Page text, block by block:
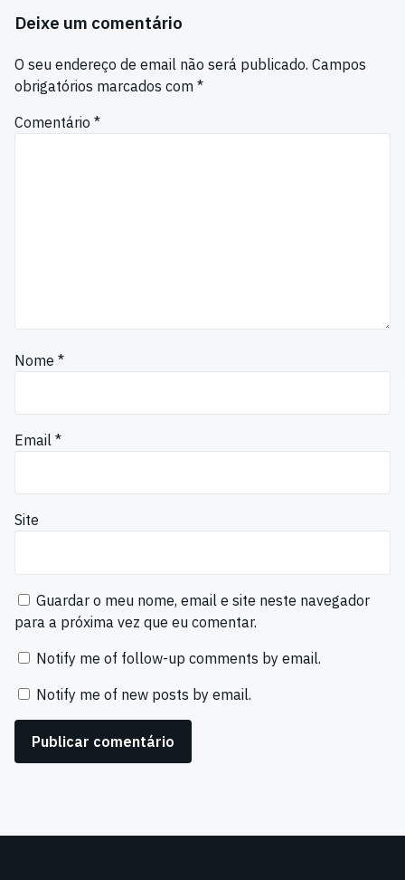
Deixe um comentário
O seu endereço de email não será publicado. Campos
obrigatórios marcados com *
Comentário *
Nome *
Email *
Site
Guardar o meu nome, email e site neste navegador
para a próxima vez que eu comentar.
Notify me of follow-up comments by email.
Notify me of new posts by email.